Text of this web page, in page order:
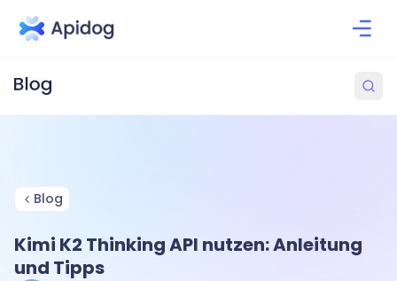
Blog
Kimi K2 Thinking API nutzen: Anleitung
und Tipps